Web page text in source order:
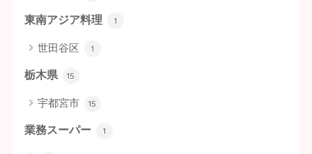
東南アジア料理 1
世田谷区 1
栃木県 15
宇都宮市 15
業務スーパー 1